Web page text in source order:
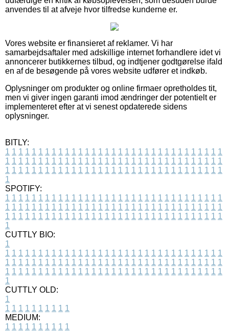
anvendes til at afveje hvor tilfredse kunderne er.
Vores website er finansieret af reklamer. Vi har
samarbejdsaftaler med adskillige internet forhandlere idet vi
annoncerer butikkernes tilbud, og indtjener godtgørelse ifald
en af de besøgende på vores website udfører et indkøb.
Oplysninger om produkter og online firmaer opretholdes tit,
men vi giver ingen garanti imod ændringer der potentielt er
implementeret efter at vi senest opdaterede sidens
oplysninger.
BITLY:
1 1 1 1 1 1 1 1 1 1 1 1 1 1 1 1 1 1 1 1 1 1 1 1 1 1 1 1 1 1 1 1 1
1 1 1 1 1 1 1 1 1 1 1 1 1 1 1 1 1 1 1 1 1 1 1 1 1 1 1 1 1 1 1 1 1
1 1 1 1 1 1 1 1 1 1 1 1 1 1 1 1 1 1 1 1 1 1 1 1 1 1 1 1 1 1 1 1 1
1
SPOTIFY:
1 1 1 1 1 1 1 1 1 1 1 1 1 1 1 1 1 1 1 1 1 1 1 1 1 1 1 1 1 1 1 1 1
1 1 1 1 1 1 1 1 1 1 1 1 1 1 1 1 1 1 1 1 1 1 1 1 1 1 1 1 1 1 1 1 1
1 1 1 1 1 1 1 1 1 1 1 1 1 1 1 1 1 1 1 1 1 1 1 1 1 1 1 1 1 1 1 1 1
1
CUTTLY BIO:
1
1 1 1 1 1 1 1 1 1 1 1 1 1 1 1 1 1 1 1 1 1 1 1 1 1 1 1 1 1 1 1 1 1
1 1 1 1 1 1 1 1 1 1 1 1 1 1 1 1 1 1 1 1 1 1 1 1 1 1 1 1 1 1 1 1 1
1 1 1 1 1 1 1 1 1 1 1 1 1 1 1 1 1 1 1 1 1 1 1 1 1 1 1 1 1 1 1 1 1
1
CUTTLY OLD:
1
1 1 1 1 1 1 1 1 1 1
MEDIUM:
1 1 1 1 1 1 1 1 1 1